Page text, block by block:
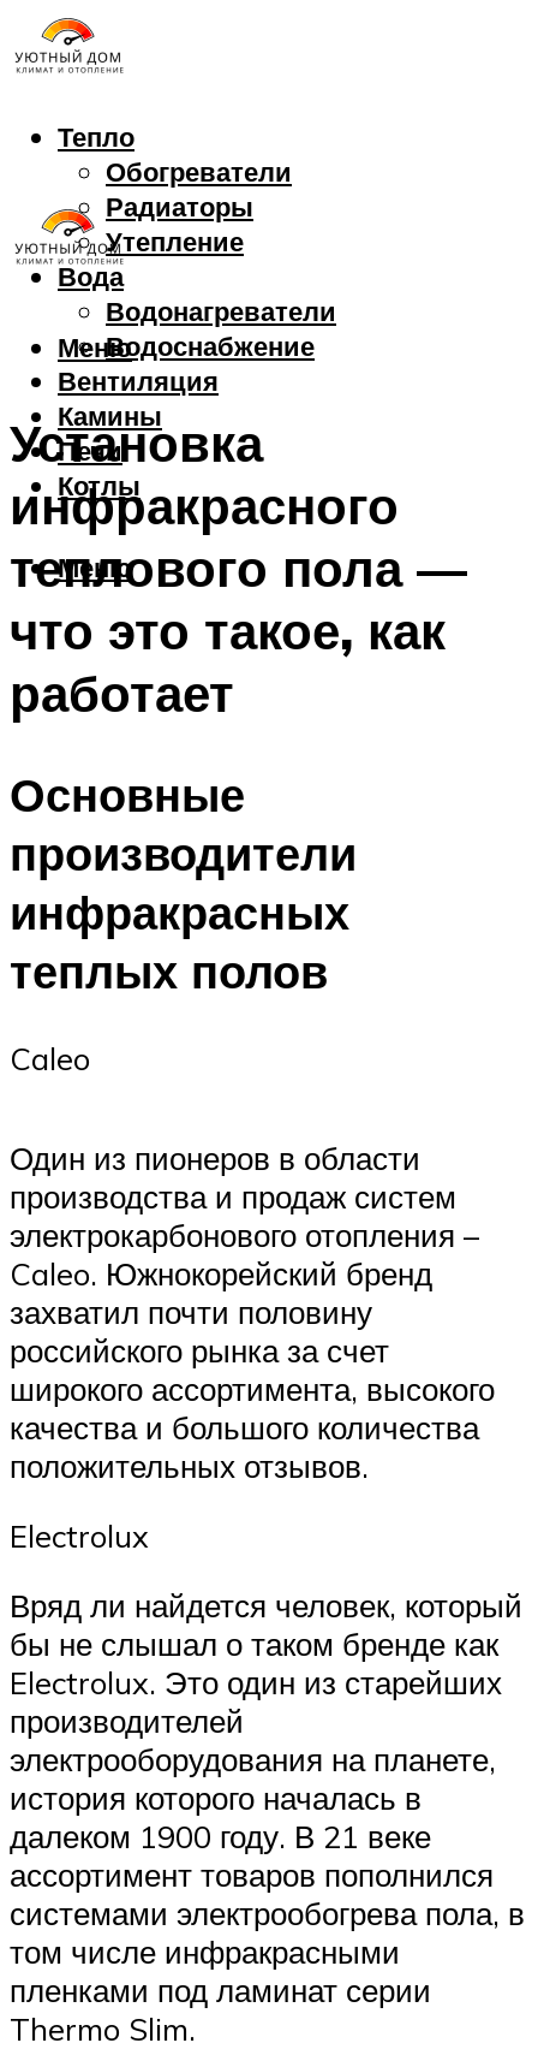
Тепло
Обогреватели
Радиаторы
Утепление
Вода
Водонагреватели
Водоснабжение
Вентиляция
Камины
Печи
Котлы
Меню
Меню
Установка
инфракрасного
теплового пола —
что это такое, как
работает
Основные
производители
инфракрасных
теплых полов
Caleo
Один из пионеров в области
производства и продаж систем
электрокарбонового отопления –
Caleo. Южнокорейский бренд
захватил почти половину
российского рынка за счет
широкого ассортимента, высокого
качества и большого количества
положительных отзывов.
Electrolux
Вряд ли найдется человек, который
бы не слышал о таком бренде как
Electrolux. Это один из старейших
производителей
электрооборудования на планете,
история которого началась в
далеком 1900 году. В 21 веке
ассортимент товаров пополнился
системами электрообогрева пола, в
том числе инфракрасными
пленками под ламинат серии
Thermo Slim.